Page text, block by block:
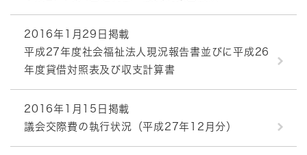
2016年1月29日掲載
平成27年度社会福祉法人現況報告書並びに平成26
年度貸借対照表及び収支計算書
2016年1月15日掲載
議会交際費の執行状況（平成27年12月分）